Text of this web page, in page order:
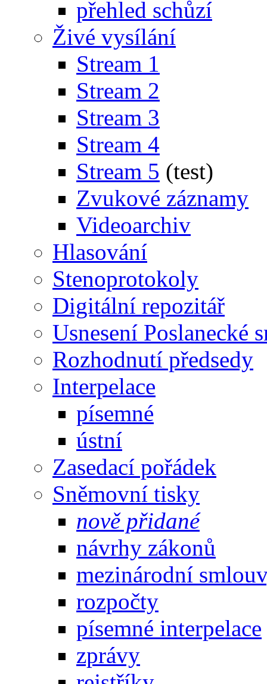
přehled schůzí
Živé vysílání
Stream 1
Stream 2
Stream 3
Stream 4
Stream 5 (test)
Zvukové záznamy
Videoarchiv
Hlasování
Stenoprotokoly
Digitální repozitář
Usnesení Poslanecké
Rozhodnutí předsedy
Interpelace
písemné
ústní
Zasedací pořádek
Sněmovní tisky
nově přidané
návrhy zákonů
mezinárodní
rozpočty
písemné interpelace
zprávy